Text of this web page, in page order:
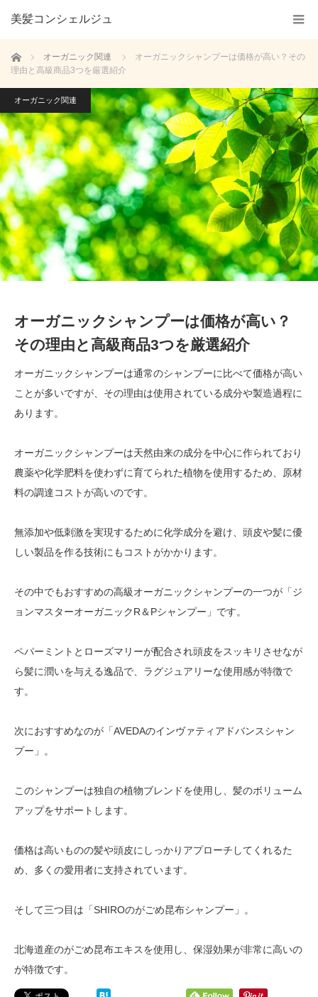
美髪コンシェルジュ
ホーム オーガニック関連
オーガニックシャンプーは価格が高い？その
理由と高級商品3つを厳選紹介
オーガニック関連
オーガニックシャンプーは価格が高い？
その理由と高級商品3つを厳選紹介
オーガニックシャンプーは通常のシャンプーに比べて価格が高い
ことが多いですが、その理由は使用されている成分や製造過程に
あります。
オーガニックシャンプーは天然由来の成分を中心に作られており
農薬や化学肥料を使わずに育てられた植物を使用するため、原材
料の調達コストが高いのです。
無添加や低刺激を実現するために化学成分を避け、頭皮や髪に優
しい製品を作る技術にもコストがかかります。
その中でもおすすめの高級オーガニックシャンプーの一つが「ジ
ョンマスターオーガニックR＆Pシャンプー」です。
ペパーミントとローズマリーが配合され頭皮をスッキリさせなが
ら髪に潤いを与える逸品で、ラグジュアリーな使用感が特徴で
す。
次におすすめなのが「AVEDAのインヴァティアドバンスシャン
プー」。
このシャンプーは独自の植物ブレンドを使用し、髪のボリューム
アップをサポートします。
価格は高いものの髪や頭皮にしっかりアプローチしてくれるた
め、多くの愛用者に支持されています。
そして三つ目は「SHIROのがごめ昆布シャンプー」。
北海道産のがごめ昆布エキスを使用し、保湿効果が非常に高いの
が特徴です。